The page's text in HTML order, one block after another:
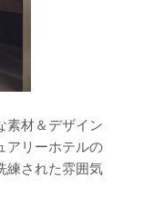
素材＆デザイン
アリーホテルの
練された雰囲気